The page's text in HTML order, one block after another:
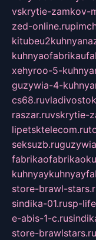
vskrytie-zamkov-
zed-online.ru
xehyroo-5-
guzywia-4-
cs68.ru
raszar.ruvskrytie-
lipetsktelecom.ru
seksuzb.ru
store-brawl-
sindika-01.rusp-
e-abis-1-c.ru
store-brawlstars.ru